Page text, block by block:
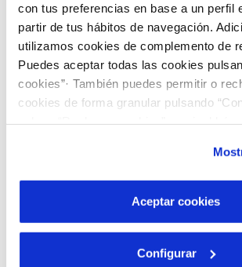
con tus preferencias en base a un perfil
partir de tus hábitos de navegación.
utilizamos cookies de complemento de
Puedes aceptar todas las cookies
cookies”· También puedes permitir o
cookies de forma granular pulsando
son indispensables para que el sitio
por tanto no se pueden desactivar.
más información en nuestraPolítica de
Aceptar cookies
Configurar